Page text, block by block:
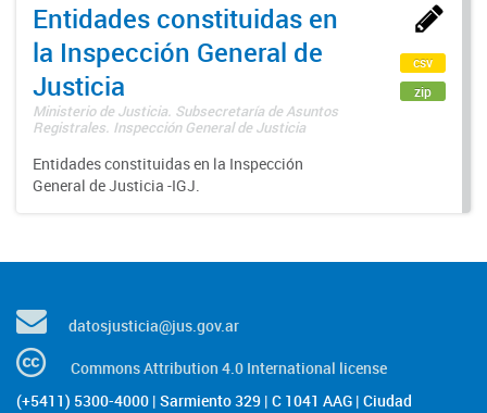
Entidades constituidas en
la Inspección General de
Justicia
Ministerio de Justicia. Subsecretaría de Asuntos
Registrales. Inspección General de Justicia
Entidades constituidas en la Inspección
General de Justicia -IGJ.
csv
zip
datosjusticia@jus.gov.ar
Commons Attribution 4.0 International license
(+5411) 5300-4000 | Sarmiento 329 | C 1041 AAG | Ciudad